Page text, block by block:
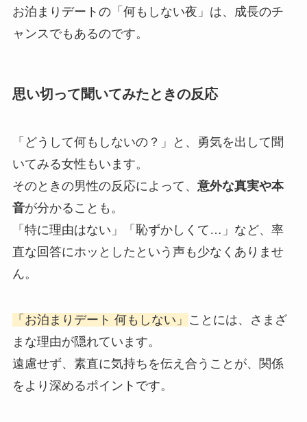
お泊まりデートの「何もしない夜」は、成長のチ
ャンスでもあるのです。
思い切って聞いてみたときの反応
「どうして何もしないの？」と、勇気を出して聞
いてみる女性もいます。
そのときの男性の反応によって、 意外な真実や本
音が分かることも。
「特に理由はない」「恥ずかしくて…」など、率
直な回答にホッとしたという声も少なくありませ
ん。
「お泊まりデート 何もしない」 ことには、さまざ
まな理由が隠れています。
遠慮せず、素直に気持ちを伝え合うことが、関係
をより深めるポイントです。